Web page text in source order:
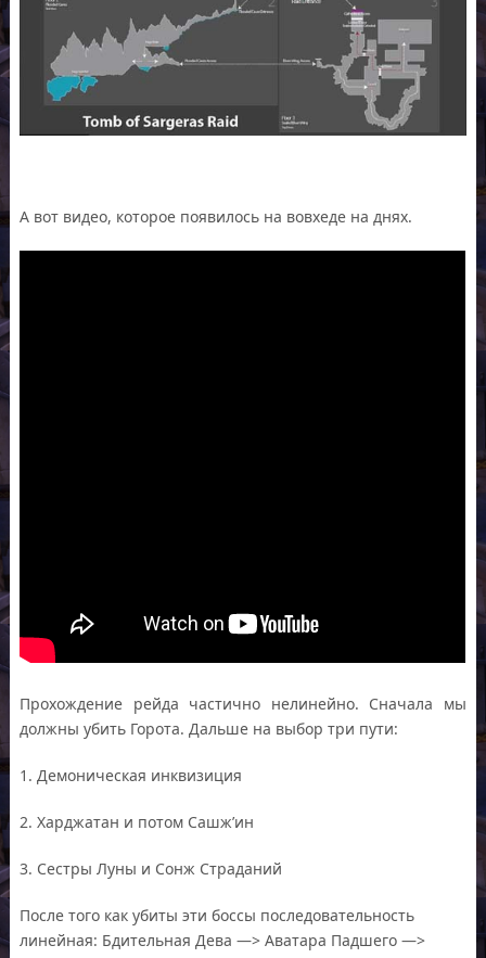
А вот видео, которое появилось на вовхеде на днях.
Прохождение рейда частично нелинейно. Сначала мы
должны убить Горота. Дальше на выбор три пути:
1. Демоническая инквизиция
2. Харджатан и потом Сашж’ин
3. Сестры Луны и Сонж Страданий
После того как убиты эти боссы последовательность
линейная: Бдительная Дева —> Аватара Падшего —>